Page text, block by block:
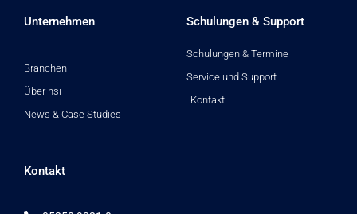
d
o
b
Unternehmen
Branchen
Über nsi
News & Case Studies
Schulungen & Support
Schulungen & Termine
Service und Support
Kontakt
Kontakt